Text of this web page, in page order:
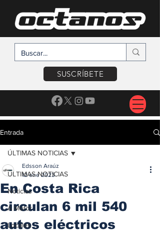
SUSCRÍBETE
Entrada
ÚLTIMAS NOTICIAS
Noticias
A Motor
Locales
ÚLTIMAS NOTICIAS
En Costa Rica
circulan 6 mil 540
autos eléctricos
Edsson Araúz
12 ene 2023